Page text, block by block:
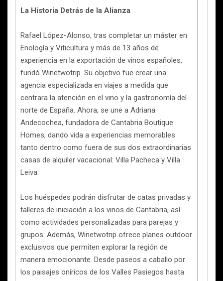
La Historia Detrás de la Alianza
Rafael López-Alonso, tras completar un máster en
Enología y Viticultura y más de 13 años de
experiencia en la exportación de vinos españoles,
fundó Winetwotrip. Su objetivo fue crear una
agencia especializada en viajes a medida que
centrara la atención en el vino y la gastronomía del
norte de España. Ahora, se une a Adriana
Andecochea, fundadora de Cantabria Boutique
Homes, dando vida a experiencias memorables
tanto dentro como fuera de sus dos extraordinarias
casas de alquiler vacacional: Villa Pacheca y Villa
Leiva.
Los huéspedes podrán disfrutar de catas privadas y
talleres de iniciación a los vinos de Cantabria, así
como actividades personalizadas para parejas y
grupos. Además, Winetwotrip ofrece planes outdoor
exclusivos que permiten explorar la región de
manera emocionante. Desde paseos a caballo por
los paisajes oníricos de los Valles Pasiegos hasta